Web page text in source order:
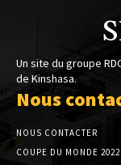
Un site du groupe
de Kinshasa.
Nous
NOUS CONTACTER
COUPE DU MONDE 2022